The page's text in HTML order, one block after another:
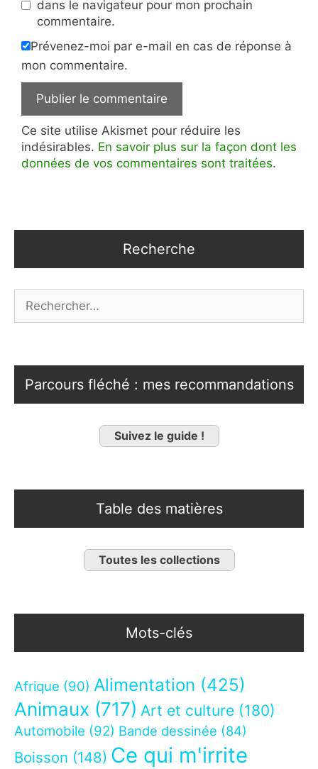
dans le navigateur pour mon prochain
commentaire.
Prévenez-moi par e-mail en cas de réponse à
mon commentaire.
Ce site utilise Akismet pour réduire les
indésirables. En savoir plus sur la façon dont les
données de vos commentaires sont traitées.
Recherche
Parcours fléché : mes recommandations
Suivez le guide !
Table des matières
Toutes les collections
Mots-clés
Afrique (90) Alimentation (425)
Animaux (717) Art et culture (180)
Automobile (92) Bande dessinée (84)
Boisson (148) Ce qui m'irrite